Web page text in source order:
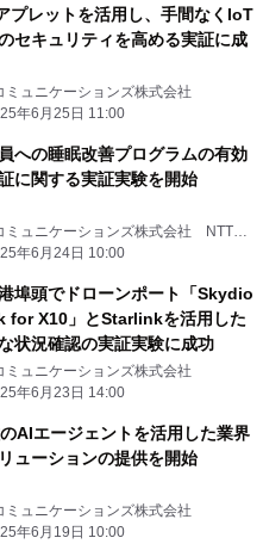
プレットを活用し、手間なくIoT
セキュリティを高める実証に成
ミュニケーションズ株式会社
年6月25日 11:00
への睡眠改善プログラムの有効
に関する実証実験を開始
ミュニケーションズ株式会社 NTT
株式会社 みずほリサーチ＆テク
年6月24日 10:00
埠頭でドローンポート「Skydio
for X10」とStarlinkを活用した
状況確認の実証実験に成功
ミュニケーションズ株式会社
年6月23日 14:00
AIエージェントを活用した業界
ューションの提供を開始
ミュニケーションズ株式会社
年6月19日 10:00